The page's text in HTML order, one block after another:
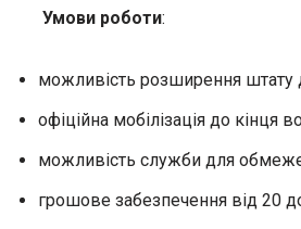
Умови роботи:
можливість розширення штату
офіційна мобілізація до кінця
можливість служби для
грошове забезпечення від 20